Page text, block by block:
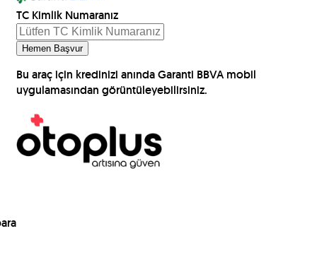
TC Kimlik Numaranız
Hemen Başvur
Bu araç için kredinizi anında Garanti BBVA mobil
uygulamasından görüntüleyebilirsiniz.